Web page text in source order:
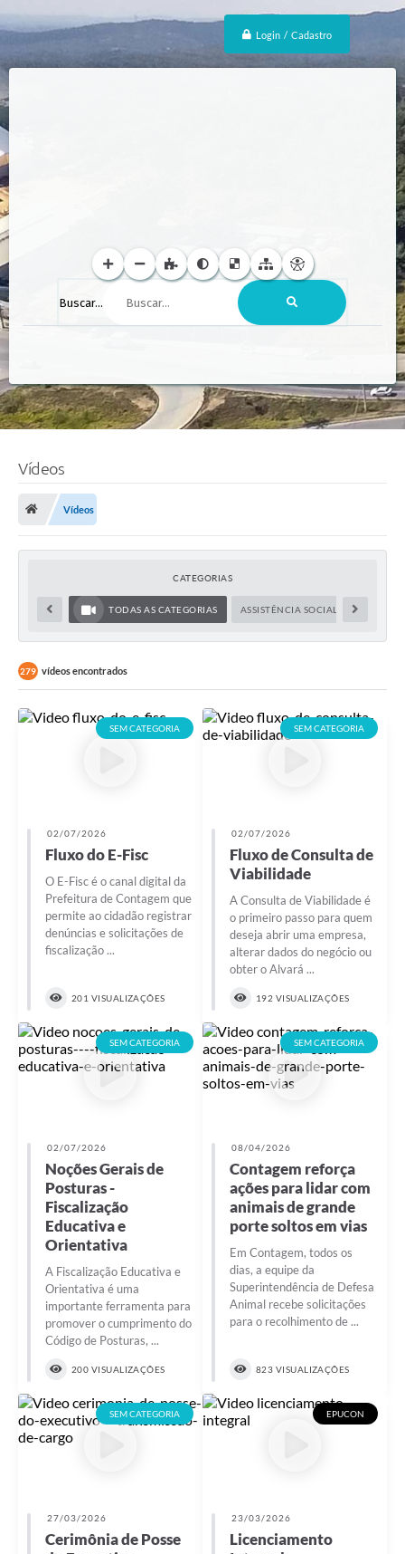
Login / Cadastro
Buscar...
Vídeos
Vídeos
CATEGORIAS
TODAS AS CATEGORIAS ASSISTÊNCIA SOCIAL
279 vídeos encontrados
SEM CATEGORIA
02/07/2026
Fluxo do E-Fisc
O E-Fisc é o canal digital da
Prefeitura de Contagem que
permite ao cidadão registrar
denúncias e solicitações de
fiscalização ...
201 VISUALIZAÇÕES
SEM CATEGORIA
02/07/2026
Fluxo de Consulta de
Viabilidade
A Consulta de Viabilidade é
o primeiro passo para quem
deseja abrir uma empresa,
alterar dados do negócio ou
obter o Alvará ...
192 VISUALIZAÇÕES
SEM CATEGORIA
02/07/2026
Noções Gerais de
Posturas -
Fiscalização
Educativa e
Orientativa
A Fiscalização Educativa e
Orientativa é uma
importante ferramenta para
promover o cumprimento do
Código de Posturas, ...
200 VISUALIZAÇÕES
SEM CATEGORIA
08/04/2026
Contagem reforça
ações para lidar com
animais de grande
porte soltos em vias
Em Contagem, todos os
dias, a equipe da
Superintendência de Defesa
Animal recebe solicitações
para o recolhimento de ...
823 VISUALIZAÇÕES
SEM CATEGORIA
27/03/2026
Cerimônia de Posse
EPUCON
23/03/2026
Licenciamento